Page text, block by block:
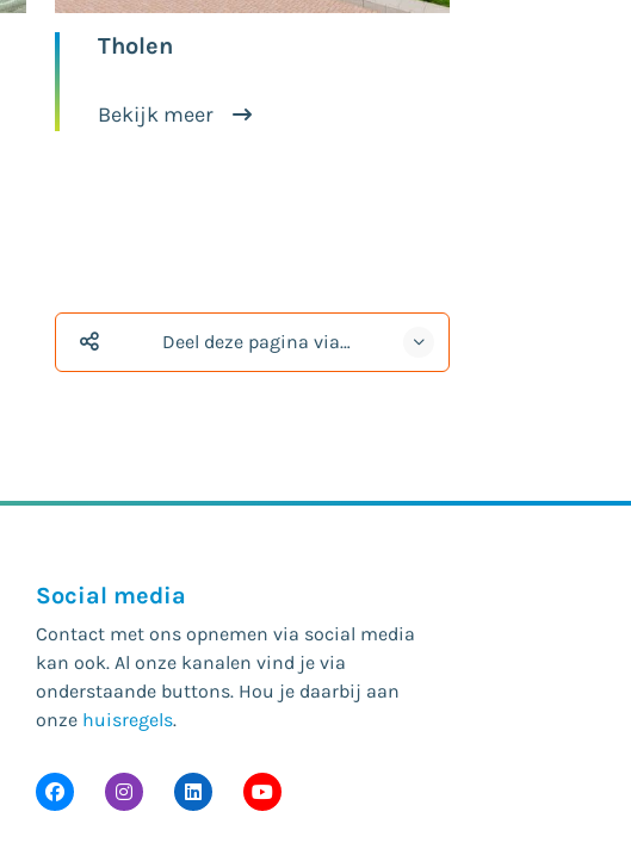
Tholen
Bekijk meer
Deel deze pagina via…
Social media
Contact met ons opnemen via social media
kan ook. Al onze kanalen vind je via
onderstaande buttons. Hou je daarbij aan
onze huisregels.